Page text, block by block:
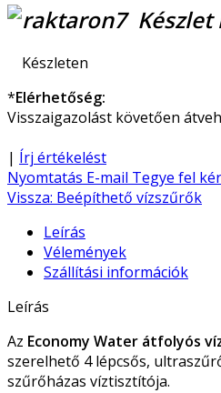
Készlet
Készleten
*Elérhetőség:
Visszaigazolást követően
| Írj értékelést
Nyomtatás E-mail Tegye fel
Vissza: Beépíthető vízszűrők
Leírás
Vélemények
Szállítási információk
Leírás
Az Economy Water átfolyós
szerelhető 4 lépcsős,
szűrőházas víztisztítója.